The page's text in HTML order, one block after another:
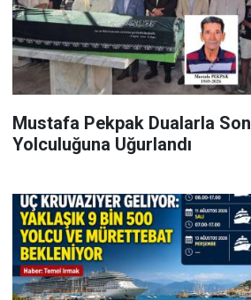
Mustafa Pekpak Dualarla Son
Yolculuğuna Uğurlandı